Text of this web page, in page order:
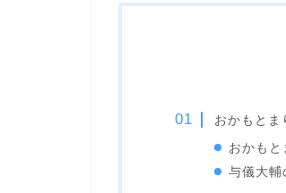
おかもとま
おかも
与儀大輔